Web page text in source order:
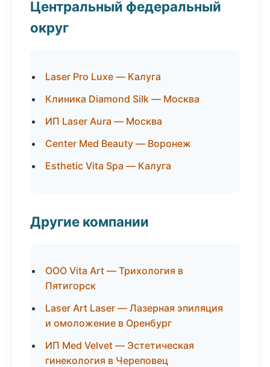
Центральный федеральный
округ
Laser Pro Luxe — Калуга
Клиника Diamond Silk — Москва
ИП Laser Aura — Москва
Center Med Beauty — Воронеж
Esthetic Vita Spa — Калуга
Другие компании
ООО Vita Art — Трихология в
Пятигорск
Laser Art Laser — Лазерная эпиляция
и омоложение в Оренбург
ИП Med Velvet — Эстетическая
гинекология в Череповец